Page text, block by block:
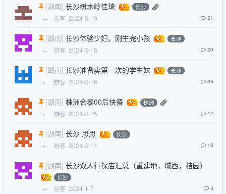
[湖南] 长沙树木岭佳琦 长沙
← 游客 2024-3-19 21
[湖南] 长沙体验少妇，刚生完小孩 长沙
← 游客 2024-3-18 20
[湖南] 长沙准备卖第一次的学生妹 长沙
← 游客 2024-3-16 36
[湖南] 株洲合泰00后快餐 株洲
← 游客 2024-3-15 42
[湖南] 长沙 思思 长沙
← 游客 2024-3-14 16
[湖南] 长沙双人行探店汇总（重建地，城西，桔园）
长沙
← 游客 2024-1-7 3